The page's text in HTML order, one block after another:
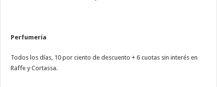
Perfumería
Todos los días, 10 por ciento de descuento + 6 cuotas sin interés en
Raffe y Cortassa.